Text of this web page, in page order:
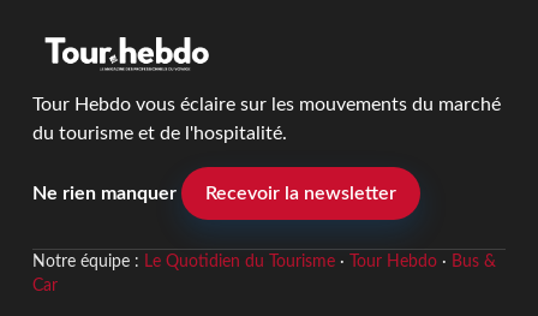
Tour Hebdo vous éclaire sur les mouvements du marché
du tourisme et de l'hospitalité.
Ne rien manquer Recevoir la newsletter
Notre équipe : Le Quotidien du Tourisme· Tour Hebdo· Bus &
Car